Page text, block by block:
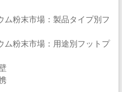
ム粉末市場：製品タイプ別フ
ム粉末市場：用途別フットプ